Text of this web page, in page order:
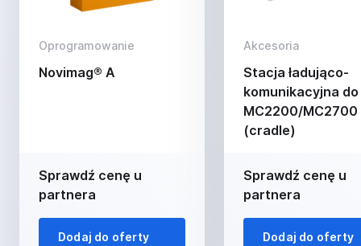
Oprogramowanie
Novimag® A
Sprawdź cenę u
partnera
Dodaj do oferty
Akcesoria
Stacja ładująco-
komunikacyjna do
MC2200/MC2700
(cradle)
Sprawdź cenę u
partnera
Dodaj do oferty